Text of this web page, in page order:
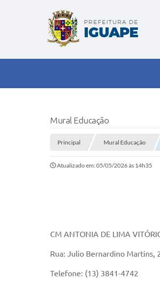
Mural Educação
Principal Mural Educação
Atualizado em: 05/05/2026 às 14h35
CM ANTONIA DE LIMA
Rua: Julio Bernardino Martins,
Telefone: (13) 3841-4742